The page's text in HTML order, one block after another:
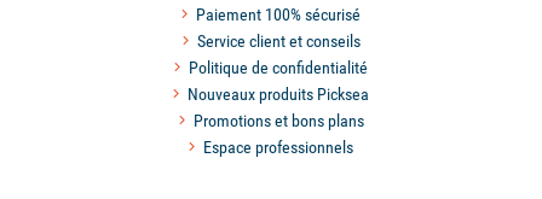
Paiement 100% sécurisé
Service client et conseils
Politique de confidentialité
Nouveaux produits Picksea
Promotions et bons plans
Espace professionnels